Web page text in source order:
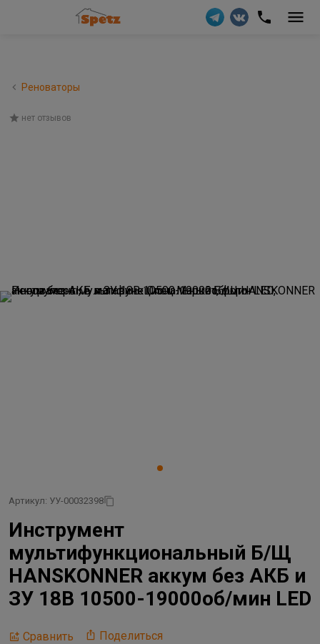
Реноваторы
нет отзывов
Артикул: УУ-00032398
Инструмент
мультифункциональный Б/Щ
HANSKONNER аккум без АКБ и
ЗУ 18В 10500-19000об/мин LED
Сравнить Поделиться